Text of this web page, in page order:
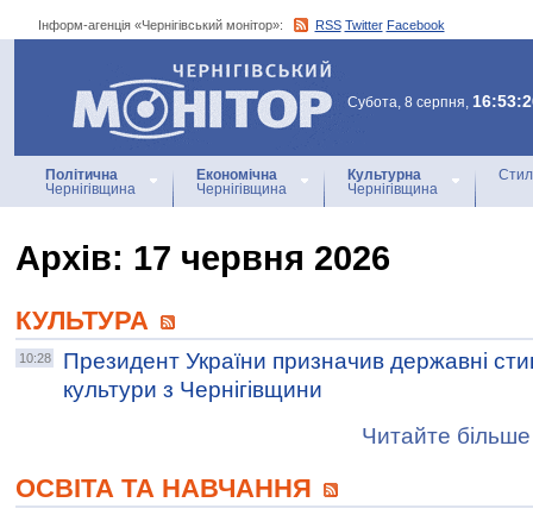
Інформ-агенція «Чернігівський монітор»: RSS Twitter Facebook
Інформ-агенція
«Чернігівський монітор»
Субота, 8 серпня,
Політична
Чернігівщина
Економічна
Чернігівщина
Культурна
Чернігівщина
Архiв: 17 червня 2026
КУЛЬТУРА
10:28
Президент України призначив державні
культури з Чернігівщини
Читайте більше
ОСВІТА ТА НАВЧАННЯ